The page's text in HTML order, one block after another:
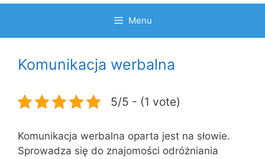
Menu
Komunikacja werbalna
5/5 - (1 vote)
Komunikacja werbalna oparta jest na słowie.
Sprowadza się do znajomości odróżniania